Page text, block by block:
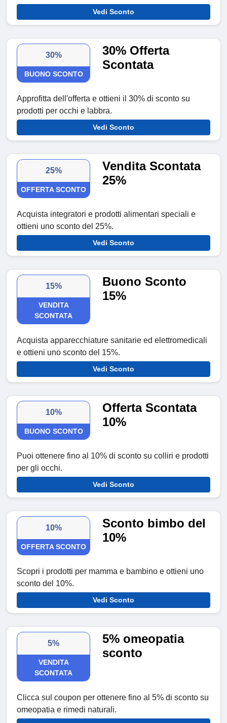
Vedi Sconto
30%
BUONO SCONTO
30% Offerta
Scontata
Approfitta dell'offerta e ottieni il 30% di sconto su
prodotti per occhi e labbra.
Vedi Sconto
25%
OFFERTA SCONTO
Vendita Scontata
25%
Acquista integratori e prodotti alimentari speciali e
ottieni uno sconto del 25%.
Vedi Sconto
15%
VENDITA
SCONTATA
Buono Sconto
15%
Acquista apparecchiature sanitarie ed elettromedicali
e ottieni uno sconto del 15%.
Vedi Sconto
10%
BUONO SCONTO
Offerta Scontata
10%
Puoi ottenere fino al 10% di sconto su colliri e prodotti
per gli occhi.
Vedi Sconto
10%
OFFERTA SCONTO
Sconto bimbo del
10%
Scopri i prodotti per mamma e bambino e ottieni uno
sconto del 10%.
Vedi Sconto
5%
VENDITA
SCONTATA
5% omeopatia
sconto
Clicca sul coupon per ottenere fino al 5% di sconto su
omeopatia e rimedi naturali.